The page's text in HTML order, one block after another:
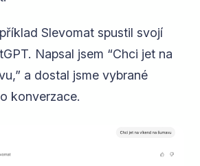
Slevomat spustil svojí
Napsal jsem “Chci jet na
a dostal jsme vybrané
konverzace.